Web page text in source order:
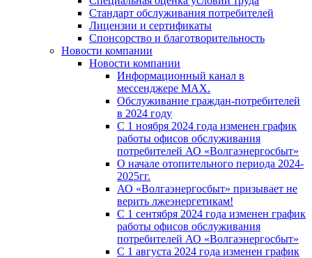
Стандарт обслуживания потребителей
Лицензии и сертификаты
Спонсорство и благотворительность
Новости компании
Новости компании
Информационный канал в
мессенджере MAX.
Обслуживание граждан-потребителей
в 2024 году
С 1 ноября 2024 года изменен график
работы офисов обслуживания
потребителей АО «Волгаэнергосбыт»
О начале отопительного периода 2024-
2025гг.
АО «Волгаэнергосбыт» призывает не
верить лжеэнергетикам!
С 1 сентября 2024 года изменен график
работы офисов обслуживания
потребителей АО «Волгаэнергосбыт»
С 1 августа 2024 года изменен график